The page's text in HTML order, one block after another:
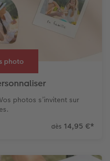
photo
photos s’invitent sur
dès 14,95 €*